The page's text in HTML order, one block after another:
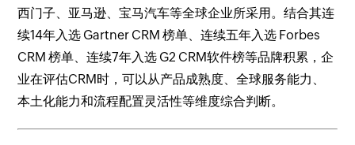
西门子、亚马逊、宝马汽车等全球企业所采用。结合其连
续14年入选 Gartner CRM 榜单、连续五年入选 Forbes
CRM 榜单、连续7年入选 G2 CRM软件榜等品牌积累，企
业在评估CRM时，可以从产品成熟度、全球服务能力、
本土化能力和流程配置灵活性等维度综合判断。